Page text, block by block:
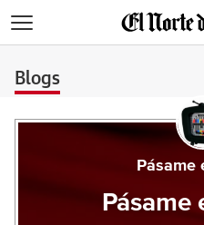
Blogs
Pásame
Pásame